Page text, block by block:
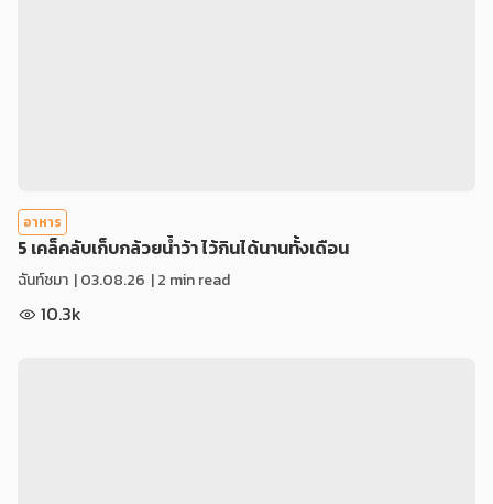
อาหาร
5 เคล็คลับเก็บกล้วยน้ำว้า ไว้กินได้นานทั้งเดือน
ฉันท์ชมา |03.08.26 | 2 min read
10.3k